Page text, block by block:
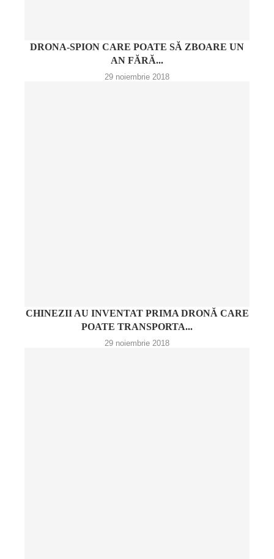
DRONA-SPION CARE POATE SĂ ZBOARE UN
AN FĂRĂ...
29 noiembrie 2018
CHINEZII AU INVENTAT PRIMA DRONĂ CARE
POATE TRANSPORTA...
29 noiembrie 2018